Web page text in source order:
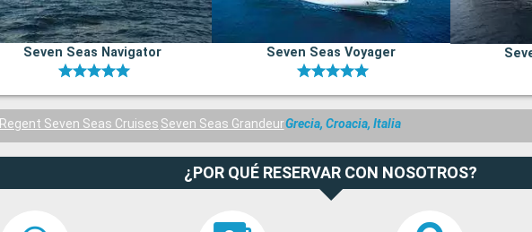
Seven Seas Navigator Seven Seas Voyager
Regent Seven Seas Cruises Seven Seas GrandeurGrecia, Croacia, Italia
¿POR QUÉ RESERVAR CON NOSOTROS?